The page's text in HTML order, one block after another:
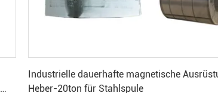
Industrielle dauerhafte magnetische
Heber-20ton für Stahlspule